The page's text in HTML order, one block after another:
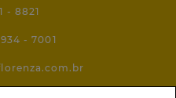
- 8821
- 7001